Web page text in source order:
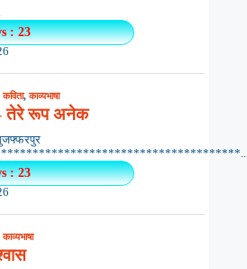
: 23
कविता,काव्यभाषा
तेरे रूप अनेक
: 23
काव्यभाषा